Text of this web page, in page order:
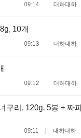
09:14 대하대하
10개
09:13 대하대하
09:12 대하대하
구리, 120g, 5봉 + 짜
09:11 대하대하